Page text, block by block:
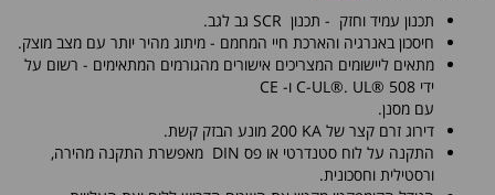
תכנון עמיד וחזק - תכנון SCR גב לגב.
חיסכון באנרגיה והארכת חיי המחמם - מיתוג מהיר יותר עם מצב מוצק.
מתאים ליישומים המצריכים אישורים מהגורמים המתאימים - רשום על
ידי C-UL ®. UL® 508
ו- CE
עם מסנן.
דירוג זרם קצר של 200 KA מונע הבזק קשת.
התקנה על לוח סטנדרטי או פס DIN מאפשרת התקנה מהירה,
ורסטילית וחסכונית.